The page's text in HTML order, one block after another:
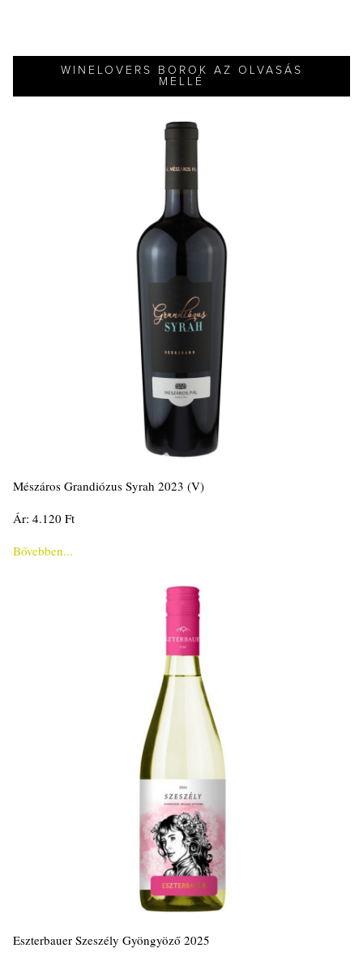
WINELOVERS BOROK AZ OLVASÁS
MELLÉ
Mészáros Grandiózus Syrah 2023 (V)
Ár: 4.120 Ft
Bővebben...
Eszterbauer Szeszély Gyöngyöző 2025